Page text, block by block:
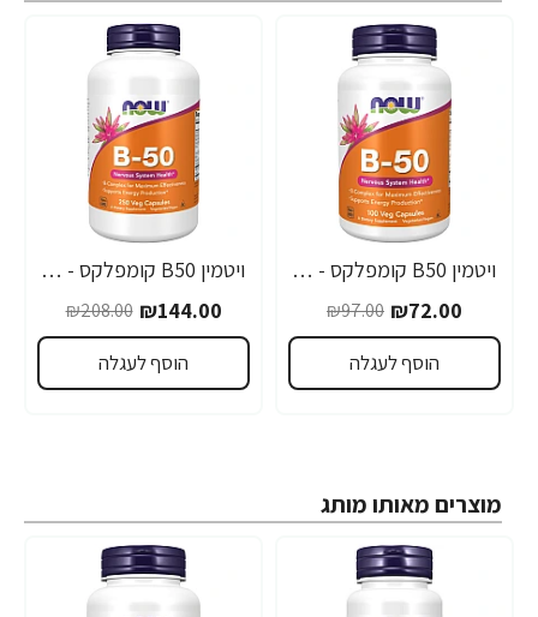
-26%
ויטמין B50 קומפלקס - 100 כמוסות מבית NOW FOODS
₪72.00
₪97.00
הוסף לעגלה
-31%
ויטמין B50 קומפלקס - 250 כמוסות מבית NOW FOODS
₪144.00
₪208.00
הוסף לעגלה
מוצרים מאותו מותג